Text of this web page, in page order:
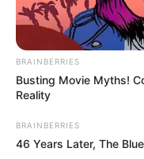
BRAINBERRIES
Busting Movie Myths!
Reality
BRAINBERRIES
46 Years Later, The